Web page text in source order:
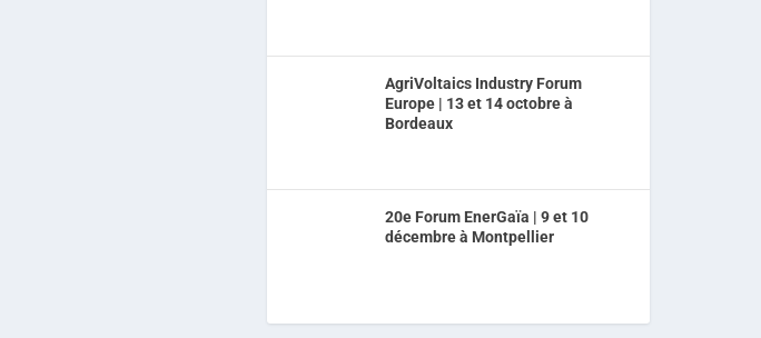
AgriVoltaics Industry Forum
Europe | 13 et 14 octobre à
Bordeaux
20e Forum EnerGaïa | 9 et 10
décembre à Montpellier